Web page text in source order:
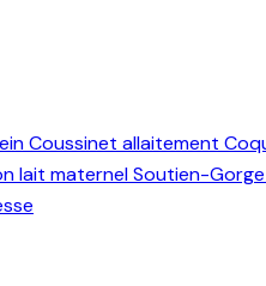
Coussinet allaitement
lait maternelSoutien-